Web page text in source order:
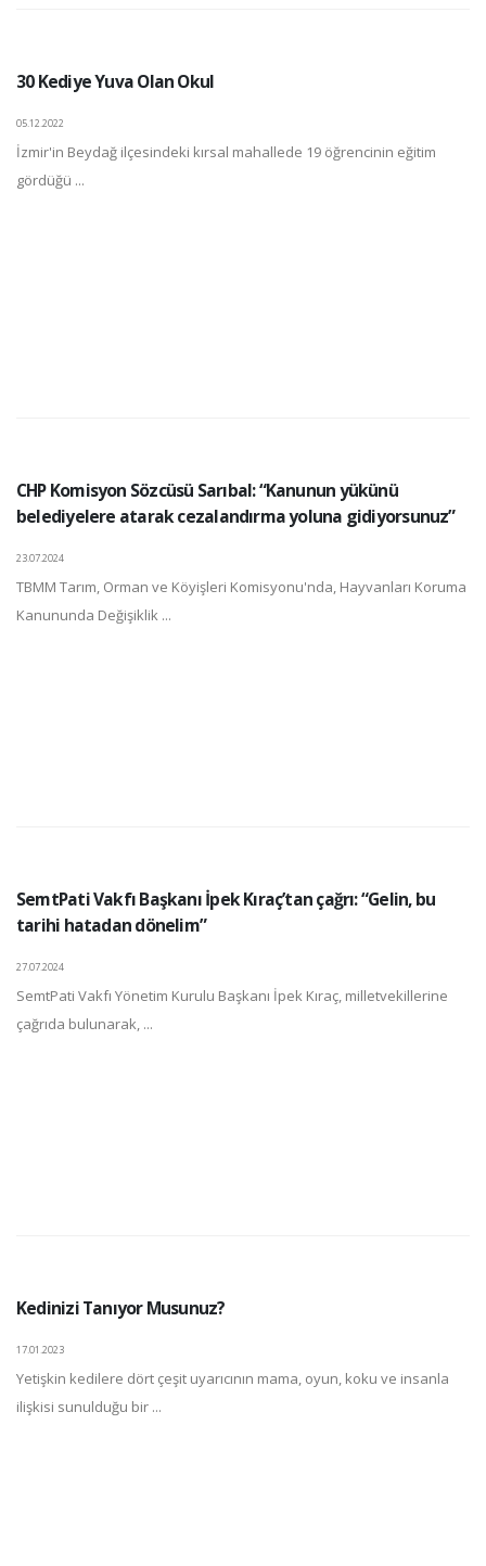
30 Kediye Yuva Olan Okul
05.12.2022
İzmir'in Beydağ ilçesindeki kırsal mahallede 19 öğrencinin eğitim
gördüğü ...
CHP Komisyon Sözcüsü Sarıbal: “Kanunun yükünü
belediyelere atarak cezalandırma yoluna gidiyorsunuz”
23.07.2024
TBMM Tarım, Orman ve Köyişleri Komisyonu'nda, Hayvanları Koruma
Kanununda Değişiklik ...
SemtPati Vakfı Başkanı İpek Kıraç’tan çağrı: “Gelin, bu
tarihi hatadan dönelim”
27.07.2024
SemtPati Vakfı Yönetim Kurulu Başkanı İpek Kıraç, milletvekillerine
çağrıda bulunarak, ...
Kedinizi Tanıyor Musunuz?
17.01.2023
Yetişkin kedilere dört çeşit uyarıcının mama, oyun, koku ve insanla
ilişkisi sunulduğu bir ...